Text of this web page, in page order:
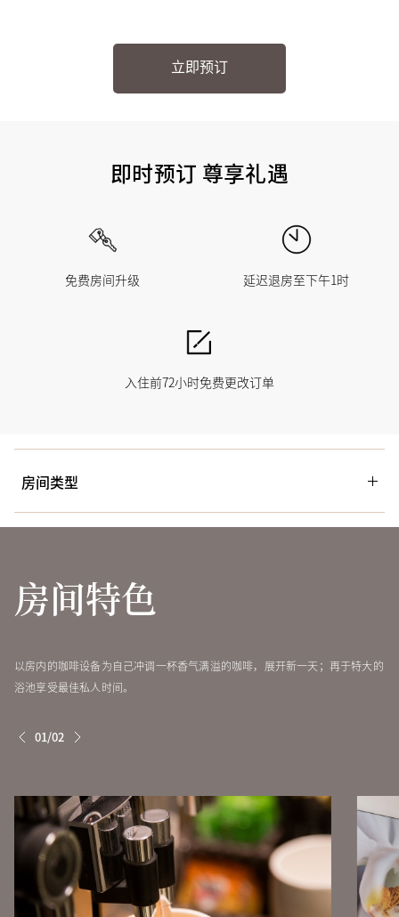
立即预订
即时预订 尊享礼遇
免费房间升级 延迟退房至下午1时
入住前72小时免费更改订单
房间类型
双人房 47
双人房
房间特色
以房内的咖啡设备为自己冲调一杯香气满溢的咖啡，展开新一天；再于特大的
浴池享受最佳私人时间。
01/02